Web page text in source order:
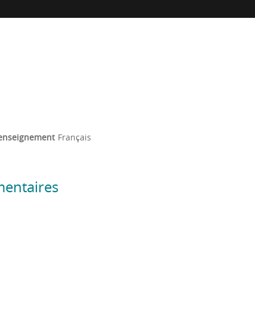
Français